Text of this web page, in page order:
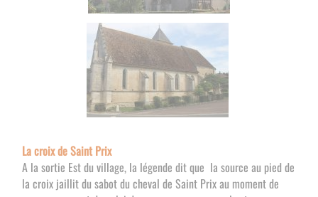
La croix de Saint Prix
A la sortie Est du village, la légende dit que la source au pied de
la croix jaillit du sabot du cheval de Saint Prix au moment de